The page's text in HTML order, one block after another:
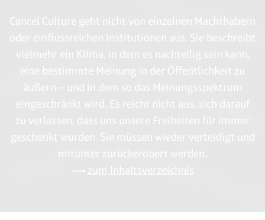
Cancel Culture geht nicht von einzelnen Machthabern
oder einflussreichen Institutionen aus. Sie beschreibt
vielmehr ein Klima, in dem es nachteilig sein kann,
eine bestimmte Meinung in der Öffentlichkeit zu
äußern – und in dem so das Meinungsspektrum
eingeschränkt wird. Es reicht nicht aus, sich darauf
zu verlassen, dass uns unsere Freiheiten für immer
geschenkt wurden. Sie müssen wieder verteidigt und
mitunter zurückerobert werden.
zum Inhaltsverzeichnis